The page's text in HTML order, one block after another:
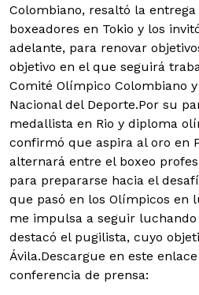
Colombiano, resaltó la
boxeadores en Tokio y los
adelante, para renovar
objetivo en el que seguirá
Comité Olímpico Colombiano
Nacional del Deporte.Por su
medallista en Rio y diploma
confirmó que aspira al oro en
alternará entre el boxeo
para prepararse hacia el
que pasó en los Olímpicos en
me impulsa a seguir luchando
destacó el pugilista, cuyo
Ávila.Descargue en este
conferencia de prensa: